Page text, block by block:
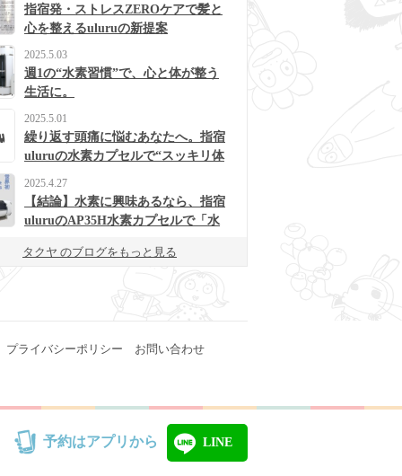
指宿発・ストレスZEROケアで髪と
心を整えるuluruの新提案
2025.5.03
週1の“水素習慣”で、心と体が整う
生活に。
2025.5.01
繰り返す頭痛に悩むあなたへ。指宿
uluruの水素カプセルで“スッキリ体
2025.4.27
【結論】水素に興味あるなら、指宿
uluruのAP35H水素カプセルで「水
タクヤ のブログをもっと見る
プライバシーポリシー お問い合わせ
予約はアプリから LINE